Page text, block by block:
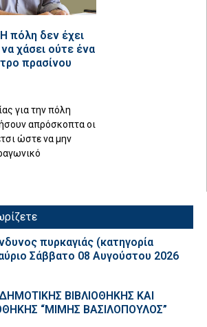
πόλη δεν έχει
χάσει ούτε ένα
πρασίνου
για την πόλη
απρόσκοπτα οι
ώστε να μην
πυρκαγιάς (κατηγορία
Σάββατο 08 Αυγούστου 2026
ΒΙΒΛΙΟΘΗΚΗΣ ΚΑΙ
“ΜΙΜΗΣ ΒΑΣΙΛΟΠΟΥΛΟΣ”